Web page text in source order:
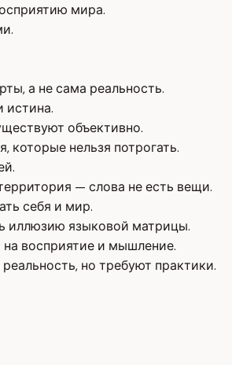
мира.
а не сама реальность.
истина.
объективно.
которые нельзя потрогать.
— слова не есть вещи.
себя и мир.
иллюзию языковой матрицы.
восприятие и мышление.
но требуют практики.